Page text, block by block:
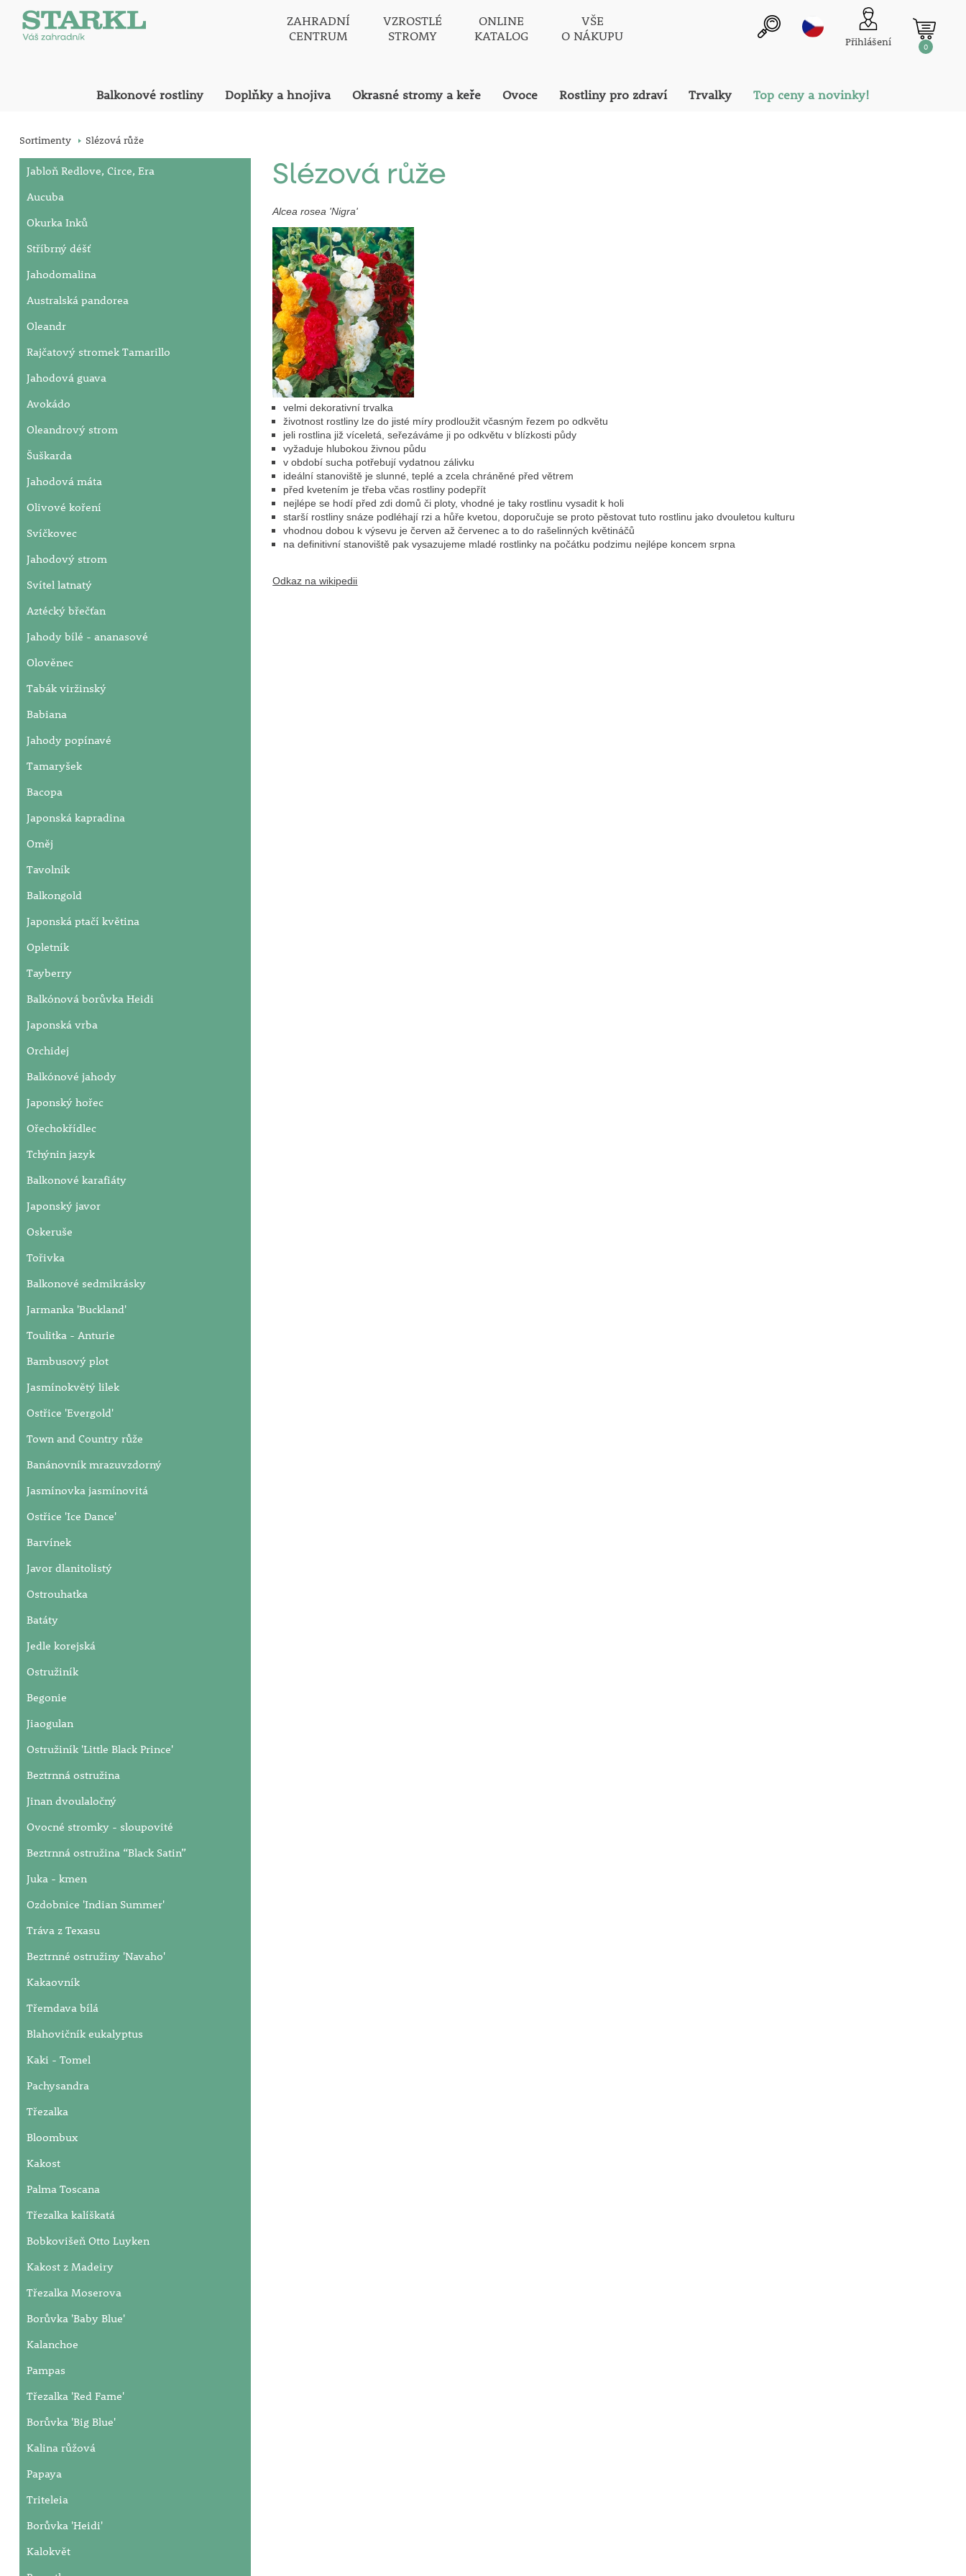
ZAHRADNÍ
CENTRUM
VZROSTLÉ
STROMY
ONLINE
KATALOG
VŠE
O NÁKUPU
Přihlášení 0
Balkonové rostliny Doplňky a hnojiva Okrasné stromy a keře Ovoce Rostliny pro zdraví Trvalky Top ceny a novinky!
Sortimenty Slézová růže
Jabloň Redlove, Circe, Era
Aucuba
Okurka Inků
Stříbrný déšť
Jahodomalina
Australská pandorea
Oleandr
Rajčatový stromek Tamarillo
Jahodová guava
Avokádo
Oleandrový strom
Šuškarda
Jahodová máta
Olivové koření
Svíčkovec
Jahodový strom
Svítel latnatý
Aztécký břečťan
Jahody bílé - ananasové
Olověnec
Tabák viržinský
Babiana
Jahody popínavé
Tamaryšek
Bacopa
Japonská kapradina
Oměj
Tavolník
Balkongold
Japonská ptačí květina
Opletník
Tayberry
Balkónová borůvka Heidi
Japonská vrba
Orchidej
Balkónové jahody
Japonský hořec
Ořechokřídlec
Tchýnin jazyk
Balkonové karafiáty
Japonský javor
Oskeruše
Tořivka
Balkonové sedmikrásky
Jarmanka 'Buckland'
Toulitka - Anturie
Bambusový plot
Jasmínokvětý lilek
Ostřice 'Evergold'
Town and Country růže
Banánovník mrazuvzdorný
Jasmínovka jasmínovitá
Ostřice 'Ice Dance'
Barvínek
Javor dlanitolistý
Ostrouhatka
Batáty
Jedle korejská
Ostružiník
Begonie
Jiaogulan
Ostružiník 'Little Black Prince'
Beztrnná ostružina
Jinan dvoulaločný
Ovocné stromky - sloupovité
Beztrnná ostružina “Black Satin”
Juka - kmen
Ozdobnice 'Indian Summer'
Tráva z Texasu
Beztrnné ostružiny 'Navaho'
Kakaovník
Třemdava bílá
Blahovičník eukalyptus
Kaki - Tomel
Pachysandra
Třezalka
Bloombux
Kakost
Palma Toscana
Třezalka kalíškatá
Bobkovišeň Otto Luyken
Kakost z Madeiry
Třezalka Moserova
Borůvka 'Baby Blue'
Kalanchoe
Pampas
Třezalka 'Red Fame'
Borůvka 'Big Blue'
Kalina růžová
Papaya
Triteleia
Borůvka 'Heidi'
Kalokvět
Slézová růže
Alcea rosea 'Nigra'
velmi dekorativní trvalka
životnost rostliny lze do jisté míry prodloužit včasným řezem po odkvětu
jeli rostlina již víceletá, seřezáváme ji po odkvětu v blízkosti půdy
vyžaduje hlubokou živnou půdu
v období sucha potřebují vydatnou zálivku
ideální stanoviště je slunné, teplé a zcela chráněné před větrem
před kvetením je třeba včas rostliny podepřít
nejlépe se hodí před zdi domů či ploty, vhodné je taky rostlinu vysadit k holi
starší rostliny snáze podléhají rzi a hůře kvetou, doporučuje se proto pěstovat tuto rostlinu jako dvouletou kulturu
vhodnou dobou k výsevu je červen až červenec a to do rašelinných květináčů
na definitivní stanoviště pak vysazujeme mladé rostlinky na počátku podzimu nejlépe koncem srpna
Odkaz na wikipedii